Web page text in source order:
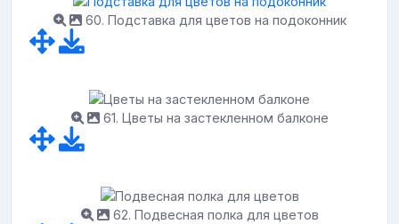
60. Подставка для цветов на подоконник
61. Цветы на застекленном балконе
62. Подвесная полка для цветов